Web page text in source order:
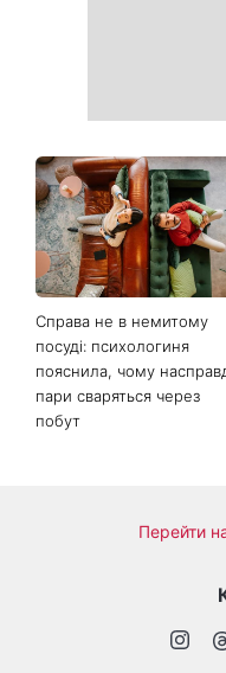
Справа не в немитому
посуді: психологиня
пояснила, чому
пари сваряться через
побут
Перейти